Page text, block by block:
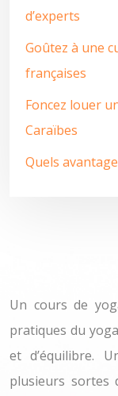
d’experts
Goûtez à une
françaises
Foncez louer
Caraïbes
Quels
Un cours de
pratiques du
et d’équilibre.
plusieurs sortes